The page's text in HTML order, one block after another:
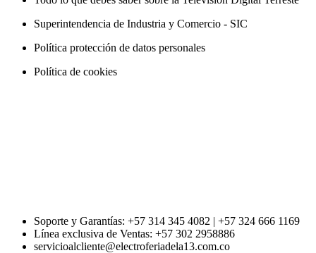
Superintendencia de Industria y Comercio - SIC
Política protección de datos personales
Política de cookies
Soporte y Garantías: +57 314 345 4082 | +57 324 666 1169
Línea exclusiva de Ventas: +57 302 2958886
servicioalcliente@electroferiadela13.com.co